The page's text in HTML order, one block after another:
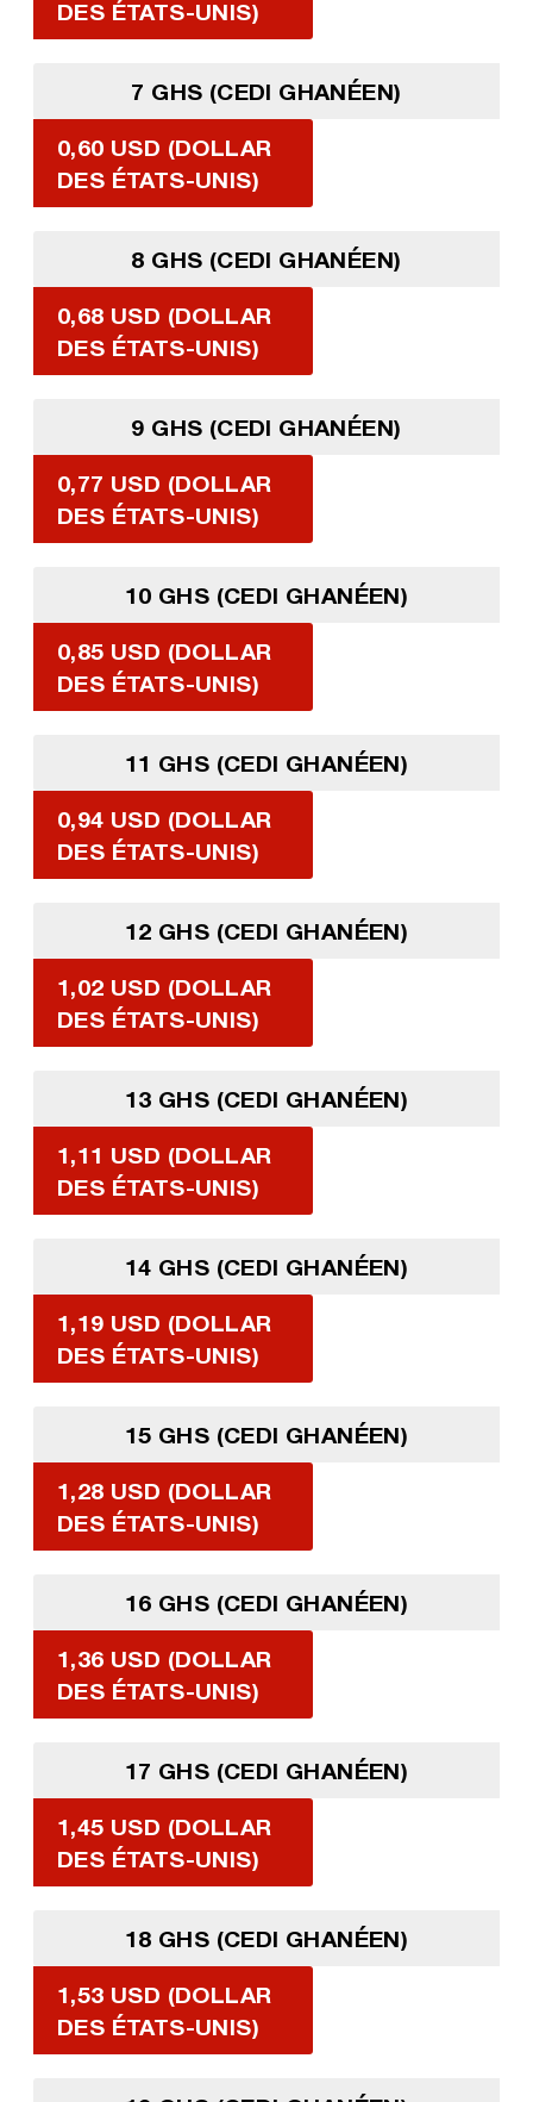
DES ÉTATS-UNIS)
7 GHS (CEDI GHANÉEN)
0,60 USD (DOLLAR
DES ÉTATS-UNIS)
8 GHS (CEDI GHANÉEN)
0,68 USD (DOLLAR
DES ÉTATS-UNIS)
9 GHS (CEDI GHANÉEN)
0,77 USD (DOLLAR
DES ÉTATS-UNIS)
10 GHS (CEDI GHANÉEN)
0,85 USD (DOLLAR
DES ÉTATS-UNIS)
11 GHS (CEDI GHANÉEN)
0,94 USD (DOLLAR
DES ÉTATS-UNIS)
12 GHS (CEDI GHANÉEN)
1,02 USD (DOLLAR
DES ÉTATS-UNIS)
13 GHS (CEDI GHANÉEN)
1,11 USD (DOLLAR
DES ÉTATS-UNIS)
14 GHS (CEDI GHANÉEN)
1,19 USD (DOLLAR
DES ÉTATS-UNIS)
15 GHS (CEDI GHANÉEN)
1,28 USD (DOLLAR
DES ÉTATS-UNIS)
16 GHS (CEDI GHANÉEN)
1,36 USD (DOLLAR
DES ÉTATS-UNIS)
17 GHS (CEDI GHANÉEN)
1,45 USD (DOLLAR
DES ÉTATS-UNIS)
18 GHS (CEDI GHANÉEN)
1,53 USD (DOLLAR
DES ÉTATS-UNIS)